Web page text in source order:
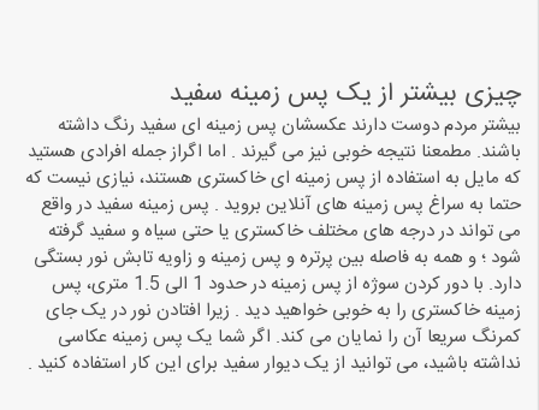
چیزی بیشتر از یک پس زمینه سفید
بیشتر مردم دوست دارند عکسشان پس زمینه ای سفید رنگ داشته
باشند. مطمعنا نتیجه خوبی نیز می گیرند . اما اگراز جمله افرادی هستید
که مایل به استفاده از پس زمینه ای خاکستری هستند، نیازی نیست که
حتما به سراغ پس زمینه های آنلاین بروید . پس زمینه سفید در واقع
می تواند در درجه های مختلف خاکستری یا حتی سیاه و سفید گرفته
شود ؛ و همه به فاصله بین پرتره و پس زمینه و زاویه تابش نور بستگی
دارد. با دور کردن سوژه از پس زمینه در حدود 1 الی 1.5 متری، پس
زمینه خاکستری را به خوبی خواهید دید . زیرا افتادن نور در یک جای
کمرنگ سریعا آن را نمایان می کند. اگر شما یک پس زمینه عکاسی
نداشته باشید، می توانید از یک دیوار سفید برای این کار استفاده کنید .